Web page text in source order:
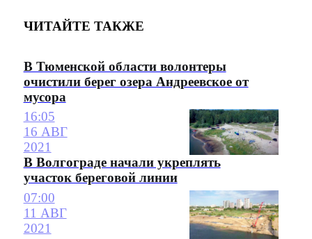
ЧИТАЙТЕ ТАКЖЕ
В Тюменской области волонтеры
очистили берег озера Андреевское от
мусора
16:05
16 АВГ
2021
В Волгограде начали укреплять
участок береговой линии
07:00
11 АВГ
2021